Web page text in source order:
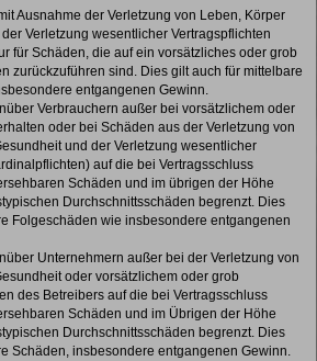
Ausnahme der Verletzung von Leben, Körper
Verletzung wesentlicher Vertragspflichten
für Schäden, die auf ein vorsätzliches oder grob
zurückzuführen sind. Dies gilt auch für mittelbare
entgangenen Gewinn.
Verbrauchern außer bei vorsätzlichem oder
oder bei Schäden aus der Verletzung von
und der Verletzung wesentlicher
auf die bei Vertragsschluss
Schäden und im übrigen der Höhe
Durchschnittsschäden begrenzt. Dies
Folgeschäden wie insbesondere entgangenen
Unternehmern außer bei der Verletzung von
oder vorsätzlichem oder grob
des Betreibers auf die bei Vertragsschluss
Schäden und im Übrigen der Höhe
Durchschnittsschäden begrenzt. Dies
Schäden, insbesondere entgangenen Gewinn.